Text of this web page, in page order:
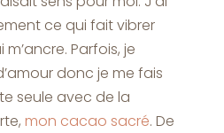
ce qui fait vibrer
Parfois, je
donc je me fais
seule avec de la
mon cacao sacré. De